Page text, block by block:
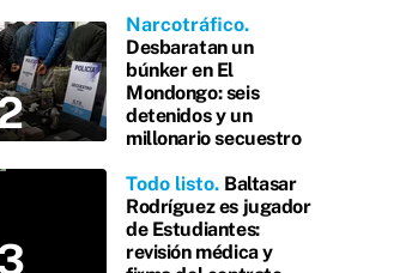
Narcotráfico
Desbaratan un
búnker en El
Mondongo: seis
detenidos y un
millonario secuestro
Todo listo Baltasar
Rodríguez es jugador
de Estudiantes:
revisión médica y